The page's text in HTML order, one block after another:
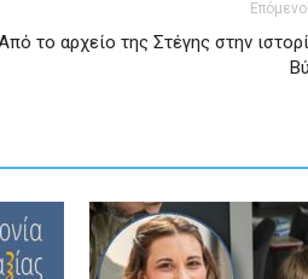
το αρχείο της Στέγης στην